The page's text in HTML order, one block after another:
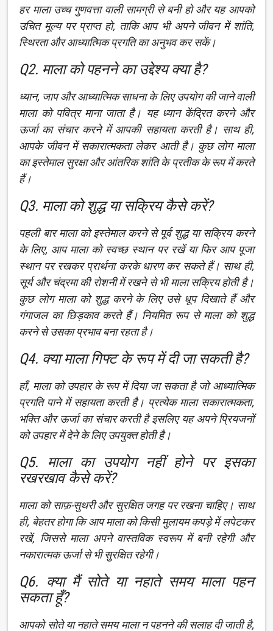
हर माला उच्च गुणवत्ता वाली सामग्री से बनी हो और यह आपको
उचित मूल्य पर प्राप्त हो, ताकि आप भी अपने जीवन में शांति,
स्थिरता और आध्यात्मिक प्रगति का अनुभव कर सकें।
Q2. माला को पहनने का उद्देश्य क्या है?
ध्यान, जाप और आध्यात्मिक साधना के लिए उपयोग की जाने वाली
माला को पवित्र माना जाता है। यह ध्यान केंद्रित करने और
ऊर्जा का संचार करने में आपकी सहायता करती है। साथ ही,
आपके जीवन में सकारात्मकता लेकर आती है। कुछ लोग माला
का इस्तेमाल सुरक्षा और आंतरिक शांति के प्रतीक के रूप में करते
हैं।
Q3. माला को शुद्ध या सक्रिय कैसे करें?
पहली बार माला को इस्तेमाल करने से पूर्व शुद्ध या सक्रिय करने
के लिए, आप माला को स्वच्छ स्थान पर रखें या फिर आप पूजा
स्थान पर रखकर प्रार्थना करके धारण कर सकते हैं। साथ ही,
सूर्य और चंद्रमा की रोशनी में रखने से भी माला सक्रिय होती है।
कुछ लोग माला को शुद्ध करने के लिए उसे धूप दिखाते हैं और
गंगाजल का छिड़काव करते हैं। नियमित रूप से माला को शुद्ध
करने से उसका प्रभाव बना रहता है।
Q4. क्या माला गिफ्ट के रूप में दी जा सकती है?
हाँ, माला को उपहार के रूप में दिया जा सकता है जो आध्यात्मिक
प्रगति पाने में सहायता करती है। प्रत्येक माला सकारात्मकता,
भक्ति और ऊर्जा का संचार करती है इसलिए यह अपने प्रियजनों
को उपहार में देने के लिए उपयुक्त होती है।
Q5. माला का उपयोग नहीं होने पर इसका
रखरखाव कैसे करें?
माला को साफ़-सुथरी और सुरक्षित जगह पर रखना चाहिए। साथ
ही, बेहतर होगा कि आप माला को किसी मुलायम कपड़े में लपेटकर
रखें, जिससे माला अपने वास्तविक स्वरूप में बनी रहेगी और
नकारात्मक ऊर्जा से भी सुरक्षित रहेगी।
Q6. क्या मैं सोते या नहाते समय माला पहन
सकता हूँ?
आपको सोते या नहाते समय माला न पहनने की सलाह दी जाती है,